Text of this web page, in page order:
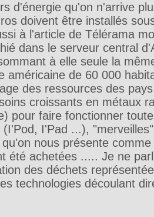
d'énergie qu'on n'arrive
doivent être installés
à l'article de Télérama
dans le serveur central
à elle seule la
américaine de 60 000
des ressources des
croissants en métaux
pour faire fonctionner
(I'Pod, I'Pad ...),
qu'on nous présente
été achetées ..... Je ne
des déchets
technologies découlant